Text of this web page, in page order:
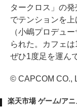
タークロス」の
でテンションを
（小嶋プロデュ
られた。カフェ
ぜひ1度足を運ん
© CAPCOM CO.,
楽天市場 ゲーム/ア